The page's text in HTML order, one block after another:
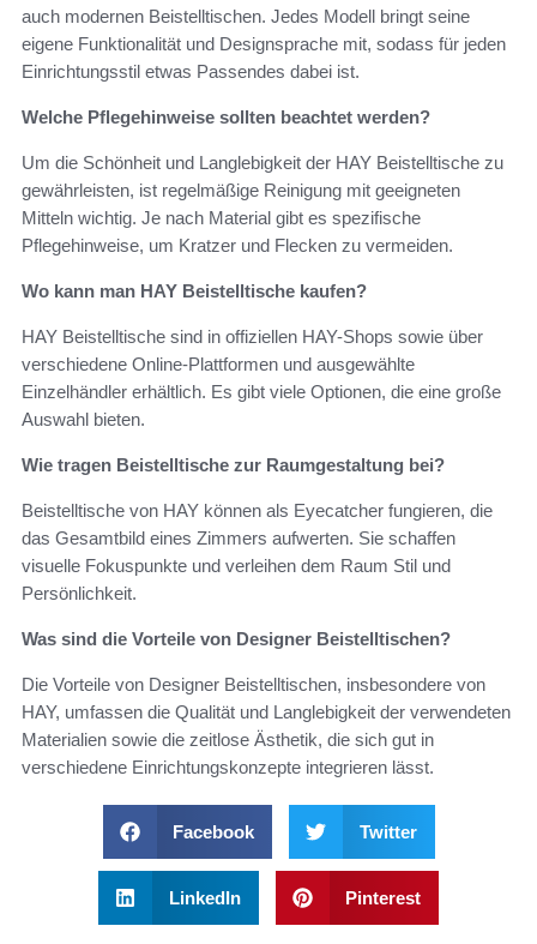
auch modernen Beistelltischen. Jedes Modell bringt seine
eigene Funktionalität und Designsprache mit, sodass für jeden
Einrichtungsstil etwas Passendes dabei ist.
Welche Pflegehinweise sollten beachtet werden?
Um die Schönheit und Langlebigkeit der HAY Beistelltische zu
gewährleisten, ist regelmäßige Reinigung mit geeigneten
Mitteln wichtig. Je nach Material gibt es spezifische
Pflegehinweise, um Kratzer und Flecken zu vermeiden.
Wo kann man HAY Beistelltische kaufen?
HAY Beistelltische sind in offiziellen HAY-Shops sowie über
verschiedene Online-Plattformen und ausgewählte
Einzelhändler erhältlich. Es gibt viele Optionen, die eine große
Auswahl bieten.
Wie tragen Beistelltische zur Raumgestaltung bei?
Beistelltische von HAY können als Eyecatcher fungieren, die
das Gesamtbild eines Zimmers aufwerten. Sie schaffen
visuelle Fokuspunkte und verleihen dem Raum Stil und
Persönlichkeit.
Was sind die Vorteile von Designer Beistelltischen?
Die Vorteile von Designer Beistelltischen, insbesondere von
HAY, umfassen die Qualität und Langlebigkeit der verwendeten
Materialien sowie die zeitlose Ästhetik, die sich gut in
verschiedene Einrichtungskonzepte integrieren lässt.
Facebook Twitter
LinkedIn Pinterest